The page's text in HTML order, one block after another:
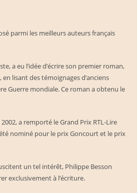
parmi les meilleurs auteurs français
a eu l’idée d’écrire son premier roman,
en lisant des témoignages d’anciens
Guerre mondiale. Ce roman a obtenu le
a remporté le Grand Prix RTL-Lire
nominé pour le prix Goncourt et le prix
un tel intérêt, Philippe Besson
exclusivement à l’écriture.